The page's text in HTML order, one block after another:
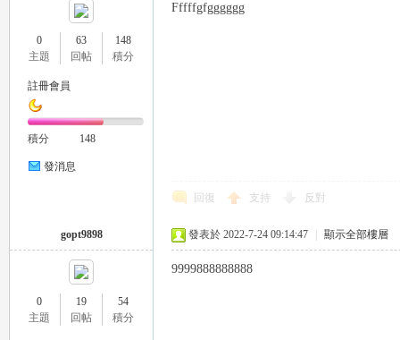
0
主題
63
回帖
148
積分
註冊會員
積分 148
發消息
Fffffgfgggggg
回復 支持 反對
gopt9898
0
主題
19
回帖
54
積分
發表於 2022-7-24 09:14:47 顯示全部樓層
9999888888888